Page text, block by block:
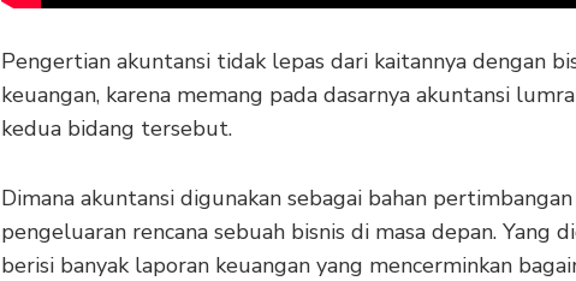
Pengertian akuntansi tidak lepas dari kaitannya dengan
keuangan, karena memang pada dasarnya akuntansi
kedua bidang tersebut.
Dimana akuntansi digunakan sebagai bahan
pengeluaran rencana sebuah bisnis di masa depan. Yang
berisi banyak laporan keuangan yang mencerminkan